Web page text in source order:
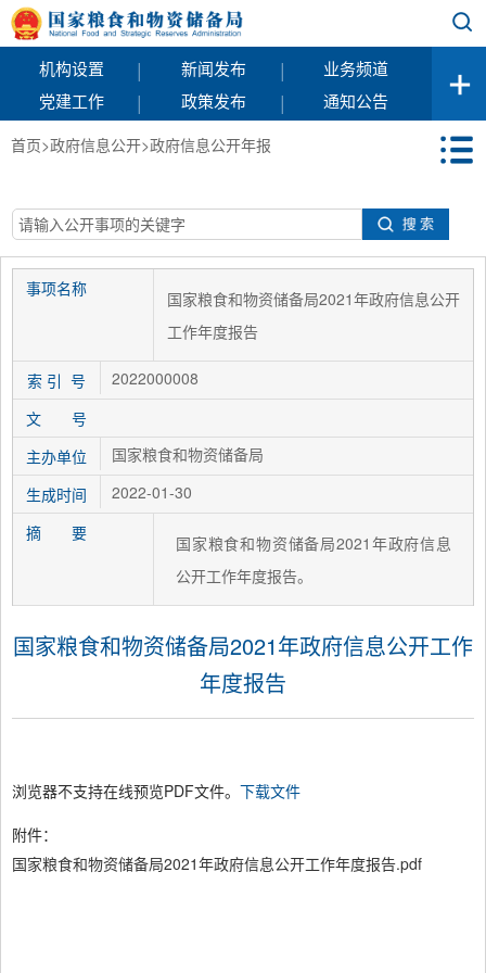
机构设置 | 新闻发布 |
业务频道
党建工作
| 政策发布 | 通知公告
首页>政府信息公开>政府信息公开年报
事项名称
国家粮食和物资储备局2021年政府信息公开
工作年度报告
索 引 号
2022000008
文 号
主办单位
国家粮食和物资储备局
生成时间
2022-01-30
摘 要
国家粮食和物资储备局2021年政府信息
公开工作年度报告。
国家粮食和物资储备局2021年政府信息公开工作
年度报告
浏览器不支持在线预览PDF文件。 下载文件
附件：
国家粮食和物资储备局2021年政府信息公开工作年度报告.pdf